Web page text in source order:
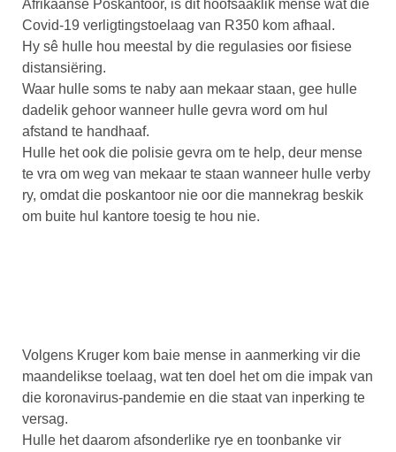
Afrikaanse Poskantoor, is dit hoofsaaklik mense wat die
Covid-19 verligtingstoelaag van R350 kom afhaal.
Hy sê hulle hou meestal by die regulasies oor fisiese
distansiëring.
Waar hulle soms te naby aan mekaar staan, gee hulle
dadelik gehoor wanneer hulle gevra word om hul
afstand te handhaaf.
Hulle het ook die polisie gevra om te help, deur mense
te vra om weg van mekaar te staan wanneer hulle verby
ry, omdat die poskantoor nie oor die mannekrag beskik
om buite hul kantore toesig te hou nie.
Volgens Kruger kom baie mense in aanmerking vir die
maandelikse toelaag, wat ten doel het om die impak van
die koronavirus-pandemie en die staat van inperking te
versag.
Hulle het daarom afsonderlike rye en toonbanke vir